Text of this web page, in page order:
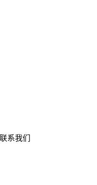
联系我们